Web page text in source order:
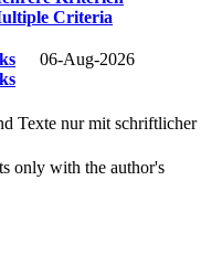
Criteria
06-Aug-2026
Texte nur mit schriftlicher
only with the author's